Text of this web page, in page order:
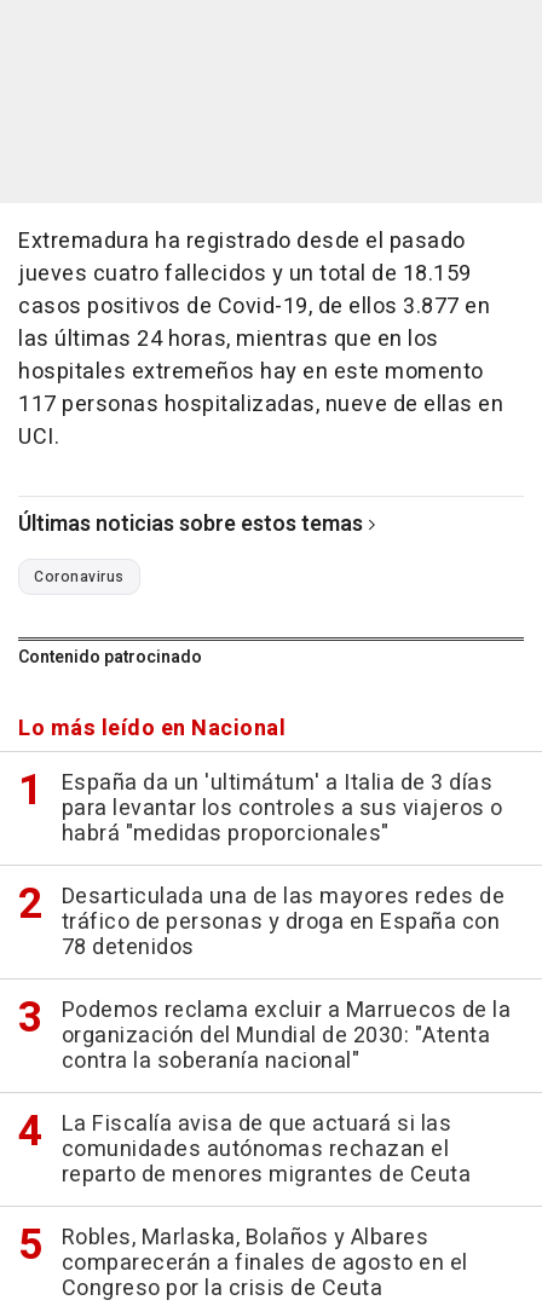
Extremadura ha registrado desde el pasado
jueves cuatro fallecidos y un total de 18.159
casos positivos de Covid-19, de ellos 3.877 en
las últimas 24 horas, mientras que en los
hospitales extremeños hay en este momento
117 personas hospitalizadas, nueve de ellas en
UCI.
Últimas noticias sobre estos temas
Coronavirus
Contenido patrocinado
Lo más leído en Nacional
España da un 'ultimátum' a Italia de 3 días
para levantar los controles a sus viajeros o
habrá "medidas proporcionales"
Desarticulada una de las mayores redes de
tráfico de personas y droga en España con
78 detenidos
Podemos reclama excluir a Marruecos de la
organización del Mundial de 2030: "Atenta
contra la soberanía nacional"
La Fiscalía avisa de que actuará si las
comunidades autónomas rechazan el
reparto de menores migrantes de Ceuta
Robles, Marlaska, Bolaños y Albares
comparecerán a finales de agosto en el
Congreso por la crisis de Ceuta